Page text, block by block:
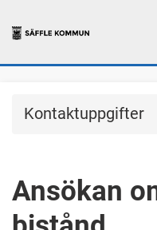
Kontaktuppgifter
Ansökan